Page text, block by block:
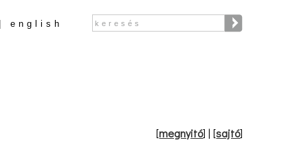
Keresés űrlap
Keresés
english
[megnyitó]| [sajtó]